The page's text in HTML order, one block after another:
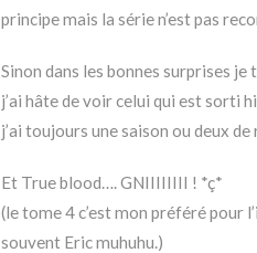
principe mais la série n’est pas
Sinon dans les bonnes surprises
j’ai hâte de voir celui qui est sorti
j’ai toujours une saison ou deux
Et True blood…. GNIIIIIIII ! *ç*
(le tome 4 c’est mon préféré pour
souvent Eric muhuhu.)